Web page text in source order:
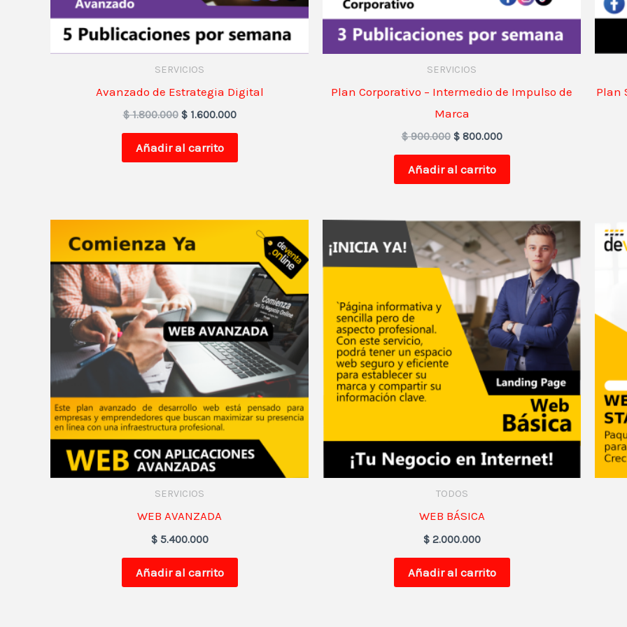
SERVICIOS
Avanzado de Estrategia Digital
$1.800.000 $1.600.000
Añadir al carrito
SERVICIOS
Plan Corporativo – Intermedio de Impulso de
Marca
$900.000 $800.000
Añadir al carrito
Plan
SERVICIOS
WEB AVANZADA
$5.400.000
Añadir al carrito
TODOS
WEB BÁSICA
$2.000.000
Añadir al carrito